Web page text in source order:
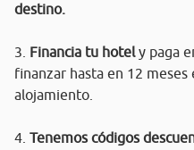
destino.
3. Financia tu hotely paga
finanzar hasta en 12
alojamiento.
4. Tenemos códigos